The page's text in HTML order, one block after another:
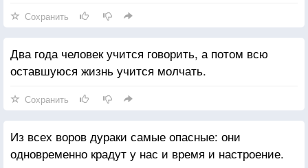
Сохранить
Два года человек учится говорить, а потом всю
оставшуюся жизнь учится молчать.
Сохранить
Из всех воров дураки самые опасные: они
одновременно крадут у нас и время и настроение.